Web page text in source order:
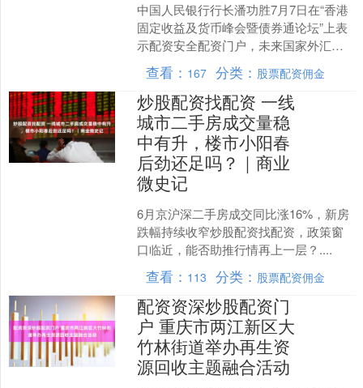
中国人民银行行长潘功胜7月7日在“香港
固定收益及货币峰会暨债券通论坛”上表
示配资安全配资门户，未来国家外汇储
备将继续提高在香港的资产配置比例，
为香港资本市场发展....
查看： 167 分类： 股票配资佣金
炒股配资找配资 一线
城市二手房成交量稳
中有升，楼市小阳春
后劲还足吗？｜商业
微史记
6月京沪深二手房成交同比涨16%，新房
跌幅持续收窄炒股配资找配资，政策窗
口临近，能否助推行情再上一层？....
查看： 113 分类： 股票配资佣金
配资资深炒股配资门
户 重庆市两江新区大
竹林街道举办再生资
源回收主题融合活动